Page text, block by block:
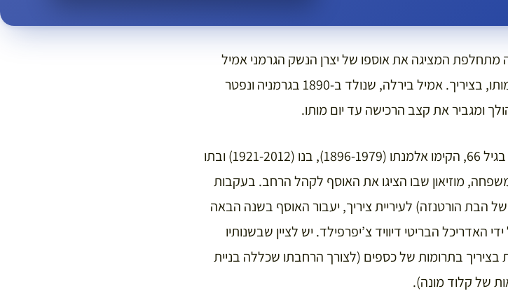
עתה, עד 21 ביולי, תערוכה מתחלפת המציגה את אוספו של יצרן הנשק הגרמני אמיל
בירלה, שנולד בגרמניה אך חי, החל מ-1924 ועד מותו, בציריך. אמיל בירלה, שנולד ב-1890 בגרמניה ונפטר
ארבע שנים לאחר פטירתו הפתאומית מהתקף לב בגיל 66, הקימו אלמנתו (1896-1979), בנו (1921-2012) ובתו
המשפחה, מוזיאון שבו הציגו את האוסף לקהל הרחב. בעקבות
הבת הורטנזה) לעיריית ציריך, יעבור האוסף בשנה הבאה
האדריכל הבריטי דיוויד צ’יפרפילד. יש לציין שבשנותיו
בציריך בתרומות של כספים (לצורך הרחבתו שכללה בניית
של קלוד מונה).